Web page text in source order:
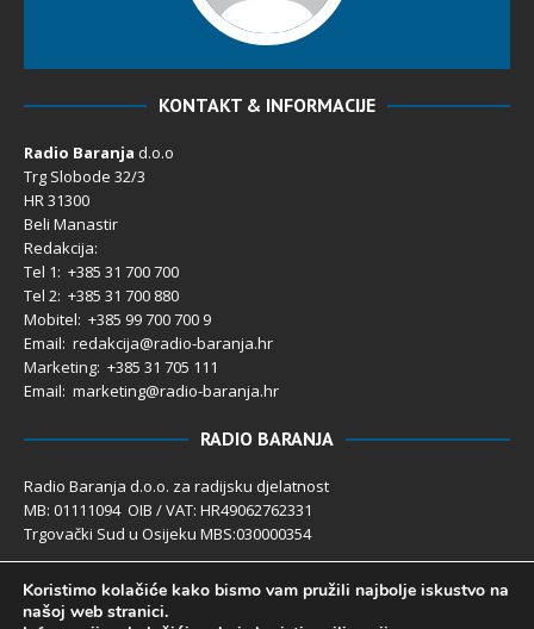
KONTAKT & INFORMACIJE
Radio Baranja d.o.o
Trg Slobode 32/3
HR 31300
Beli Manastir
Redakcija:
Tel 1: +385 31 700 700
Tel 2: +385 31 700 880
Mobitel: +385 99 700 700 9
Email: redakcija@radio-baranja.hr
Marketing: +385 31 705 111
Email: marketing@radio-baranja.hr
RADIO BARANJA
Radio Baranja d.o.o. za radijsku djelatnost
MB: 01111094 OIB / VAT: HR49062762331
Trgovački Sud u Osijeku MBS:030000354
Temeljni kapital 2.600,00 € uplaćen u cijelosti
Poslovni račun PBZ: 2340009-1100121402
Koristimo kolačiće kako bismo vam pružili najbolje iskustvo na
našoj web stranici.